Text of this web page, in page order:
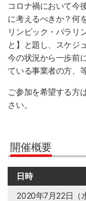
コロナ禍において今
に考えるべきか？何
リンピック・パラリ
と】と題し、スケジ
今の状況から一歩前
ている事業者の方、
ご参加を希望する方
さい。
開催概要
日時
2020年7月22日（